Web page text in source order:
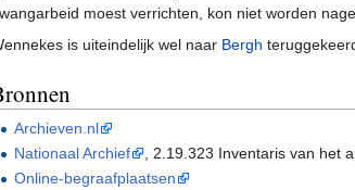
moest verrichten, kon niet worden
is uiteindelijk wel naar Bergh
Archieven.nl
Nationaal Archief
, 2.19.323 Inventaris van het
Online-begraafplaatsen